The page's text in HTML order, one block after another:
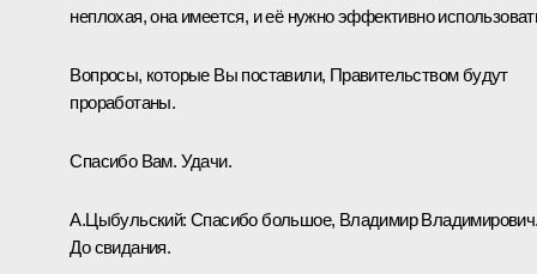
неплохая, она имеется, и её нужно эффективно
Вопросы, которые Вы поставили, Правительством будут
проработаны.
Спасибо Вам. Удачи.
А.Цыбульский: Спасибо большое, Владимир
До свидания.